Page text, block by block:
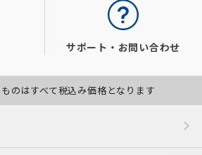
サポート・お問い合わせ
のはすべて税込み価格となります